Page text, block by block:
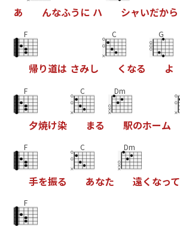
あ んなふう に ハ シャいだから
F
帰り道は さみし
C
く なる
G
よ
F
夕焼け染
C
まる
Dm
駅のホーム
F
手を振る
C
あなた
Dm
遠く なって
F